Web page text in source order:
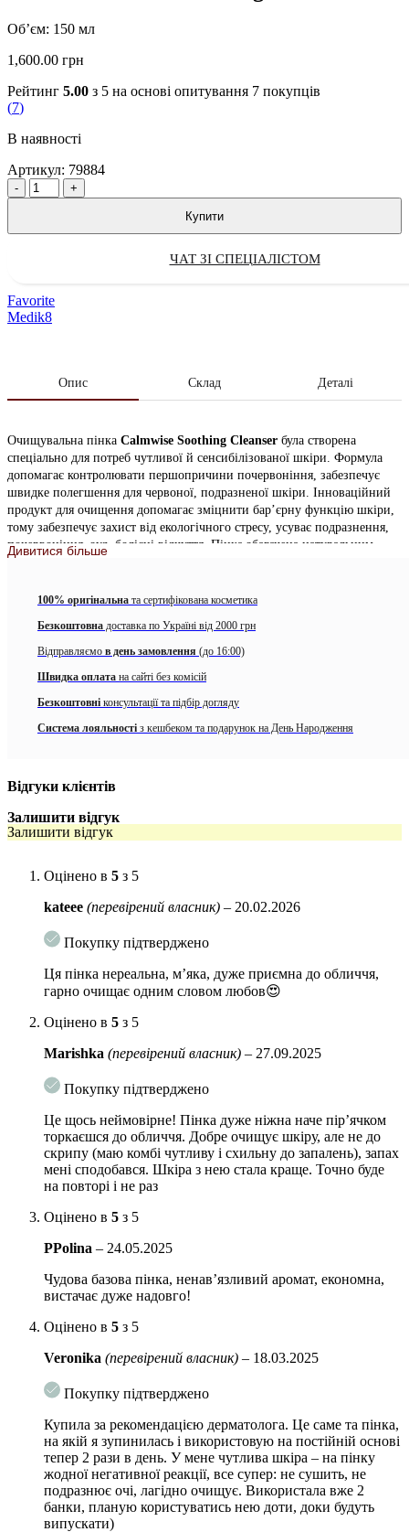
Об’єм: 150 мл
1,600.00 грн
Рейтинг 5.00 з 5 на основі опитування 7 покупців
(7)
В наявності
Артикул: 79884
Quantity
Купити
ЧАТ ЗІ СПЕЦІАЛІСТОМ
Favorite
Medik8
Опис Склад Деталі
Очищувальна пінка Calmwise Soothing Cleanser була створена
спеціально для потреб чутливої й сенсибілізованої ​​шкіри. Формула
допомагає контролювати першопричини почервоніння, забезпечує
швидке полегшення для червоної, подразненої шкіри. Інноваційний
продукт для очищення допомагає зміцнити бар’єрну функцію шкіри,
тому забезпечує захист від екологічного стресу, усуває подразнення,
почервоніння, зуд, болісні відчуття. Пінка збагачена натуральним
зеленим хлорофілом, який славиться цілющими і антиоксидантними
запатентований тепренон знімає дискомфорт і запалення. Пінка легко
зволоженою і очищеною від токсинів, зі збереженням натуральних
захисних олій. Легка формула також допомагає мінімізувати появу
Активні компоненти:
Тепренон – запатентований активний інгредієнт проти
властивостями, залишає шкіру збалансованою, спокійною та
захищеною.
Вітамін К2 – потужна поживна речовина, яка зміцнює
стінки капілярів, допомагає зменшувати рівень
почервоніння та чутливість.
Органічна олія солодкого апельсина – натуральний
компонент, що пом’якшує подразнення та заспокоює шкіру.
Показання:
Чутлива реактивна шкіра;
Купероз/розацеа;
Зневодненість;
Пошкоджений бар’єр шкіри.
Як використовувати:Вранці і ввечері наберіть невелику
кількість пінки в долоні й масажними рухами обробіть
зволожену шкіру обличчя і шиї. Дбайливо змийте проточною
сироватку Calmwise Serum і зволожувальний крем Calmwise
Об’єм:150 мл
Дивитися більше
100% оригінальна та сертифікована косметика
Безкоштовна доставка по Україні від 2000 грн
Відправляємо в день замовлення (до 16:00)
Швидка оплата на сайті без комісій
Безкоштовні консультації та підбір догляду
Система лояльності з кешбеком та подарунок на День Народження
Відгуки клієнтів
Залишити відгук
Залишити відгук
Оцінено в 5 з 5
kateee (перевірений власник) – 20.02.2026
Покупку підтверджено
Ця пінка нереальна, мʼяка, дуже приємна до обличчя,
гарно очищає одним словом любов😍
Оцінено в 5 з 5
Marishka (перевірений власник) – 27.09.2025
Покупку підтверджено
Це щось неймовірне! Пінка дуже ніжна наче пірʼячком
торкаєшся до обличчя. Добре очищує шкіру, але не до
скрипу (маю комбі чутливу і схильну до запалень), запах
мені сподобався. Шкіра з нею стала краще. Точно буде
на повторі і не раз
Оцінено в 5 з 5
PPolina – 24.05.2025
Чудова базова пінка, ненавʼязливий аромат, економна,
вистачає дуже надовго!
Оцінено в 5 з 5
Veronika (перевірений власник) – 18.03.2025
Покупку підтверджено
Купила за рекомендацією дерматолога. Це саме та пінка,
на якій я зупинилась і використовую на постійній основі
тепер 2 рази в день. У мене чутлива шкіра – на пінку
жодної негативної реакції, все супер: не сушить, не
подразнює очі, лагідно очищує. Використала вже 2
банки, планую користуватись нею доти, доки будуть
випускати)